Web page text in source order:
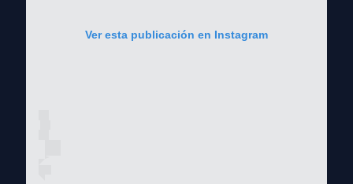
Ver esta publicación en Instagram